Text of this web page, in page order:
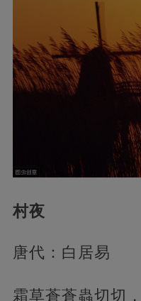
村夜
唐代：白居易
霜草蒼蒼蟲切切